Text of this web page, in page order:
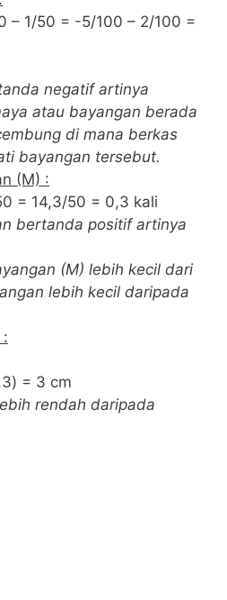
– 1/50 = -5/100 – 2/100 =
negatif artinya
atau bayangan berada
di mana berkas
bayangan tersebut.
(M) :
= 14,3/50 = 0,3 kali
bertanda positif artinya
(M) lebih kecil dari
lebih kecil daripada
:
= 3 cm
rendah daripada